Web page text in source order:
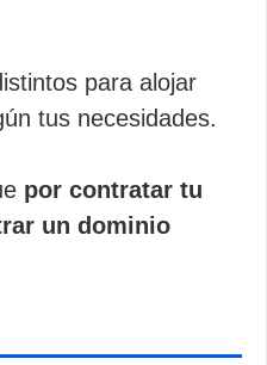
para alojar
tus necesidades.
por contratar tu
un dominio